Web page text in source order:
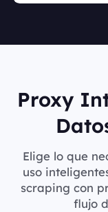
Proxy
Elige lo que
uso
scraping con
flujo